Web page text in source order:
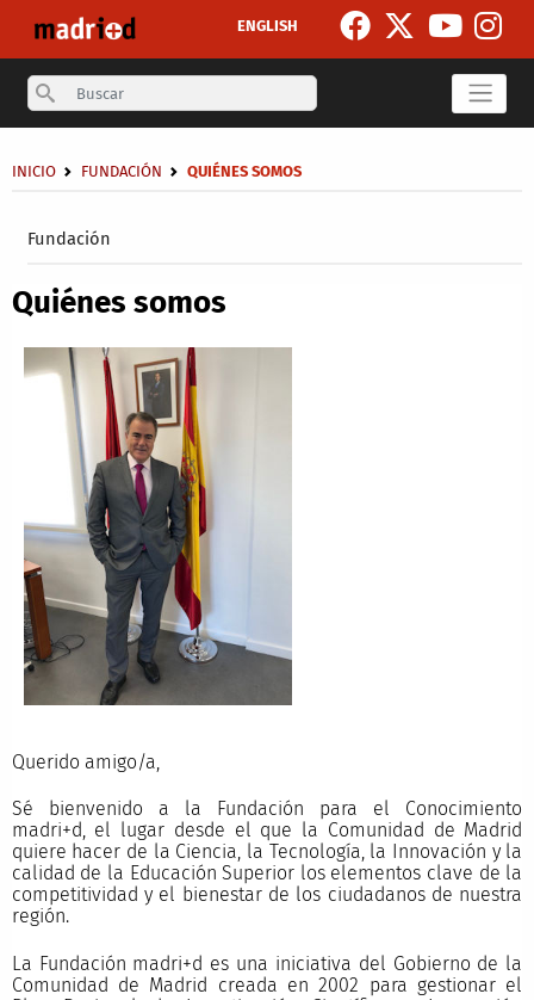
ENGLISH
Search
Fundación
Sobrescribir enlaces de ayuda a la navegación
INICIO FUNDACIÓN QUIÉNES SOMOS
Quiénes somos
Querido amigo/a,
Sé bienvenido a la Fundación para el Conocimiento
madri+d, el lugar desde el que la Comunidad de Madrid
quiere hacer de la Ciencia, la Tecnología, la Innovación y la
calidad de la Educación Superior los elementos clave de la
competitividad y el bienestar de los ciudadanos de nuestra
región.
La Fundación madri+d es una iniciativa del Gobierno de la
Comunidad de Madrid creada en 2002 para gestionar el